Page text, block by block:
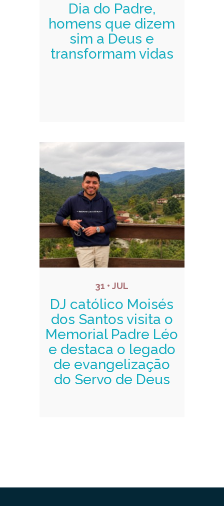
Dia do Padre,
homens que dizem
sim a Deus e
transformam vidas
31 • JUL
DJ católico Moisés
dos Santos visita o
Memorial Padre Léo
e destaca o legado
de evangelização
do Servo de Deus